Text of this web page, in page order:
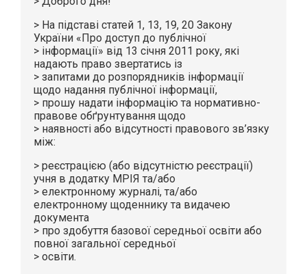
> На підставі статей 1, 13, 19, 20 Закону
України «Про доступ до публічної
> інформації» від 13 січня 2011 року, які
надають право звертатись із
> запитами до розпорядників інформації
щодо надання публічної інформації,
> прошу надати інформацію та нормативно-
правове обґрунтування щодо
> наявності або відсутності правового зв’язку
між:
> реєстрацією (або відсутністю реєстрації)
учня в додатку МРІЯ та/або
> електронному журналі, та/або
електронному щоденнику та видачею
документа
> про здобуття базової середньої освіти або
повної загальної середньої
> освіти.